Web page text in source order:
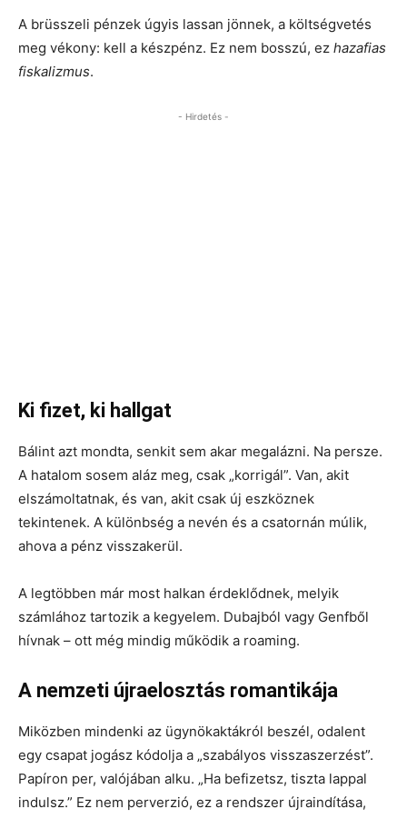
A brüsszeli pénzek úgyis lassan jönnek, a költségvetés
meg vékony: kell a készpénz. Ez nem bosszú, ez hazafias
fiskalizmus.
- Hirdetés -
Ki fizet, ki hallgat
Bálint azt mondta, senkit sem akar megalázni. Na persze.
A hatalom sosem aláz meg, csak „korrigál”. Van, akit
elszámoltatnak, és van, akit csak új eszköznek
tekintenek. A különbség a nevén és a csatornán múlik,
ahova a pénz visszakerül.
A legtöbben már most halkan érdeklődnek, melyik
számlához tartozik a kegyelem. Dubajból vagy Genfből
hívnak – ott még mindig működik a roaming.
A nemzeti újraelosztás romantikája
Miközben mindenki az ügynökaktákról beszél, odalent
egy csapat jogász kódolja a „szabályos visszaszerzést”.
Papíron per, valójában alku. „Ha befizetsz, tiszta lappal
indulsz.” Ez nem perverzió, ez a rendszer újraindítása,